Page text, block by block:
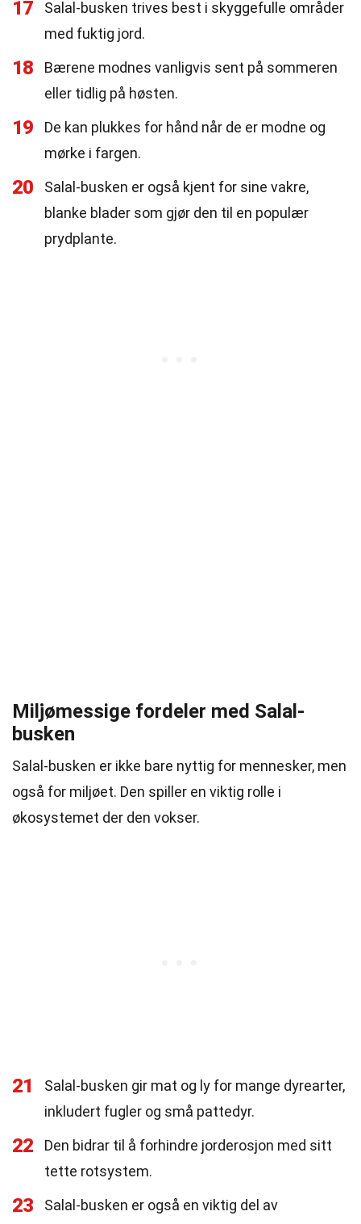
17
Salal-busken trives best i skyggefulle områder
med fuktig jord.
18
Bærene modnes vanligvis sent på sommeren
eller tidlig på høsten.
19
De kan plukkes for hånd når de er modne og
mørke i fargen.
20
Salal-busken er også kjent for sine vakre,
blanke blader som gjør den til en populær
prydplante.
Miljømessige fordeler med Salal-
busken
Salal-busken er ikke bare nyttig for mennesker, men
også for miljøet. Den spiller en viktig rolle i
økosystemet der den vokser.
21
Salal-busken gir mat og ly for mange dyrearter,
inkludert fugler og små pattedyr.
22
Den bidrar til å forhindre jorderosjon med sitt
tette rotsystem.
23
Salal-busken er også en viktig del av